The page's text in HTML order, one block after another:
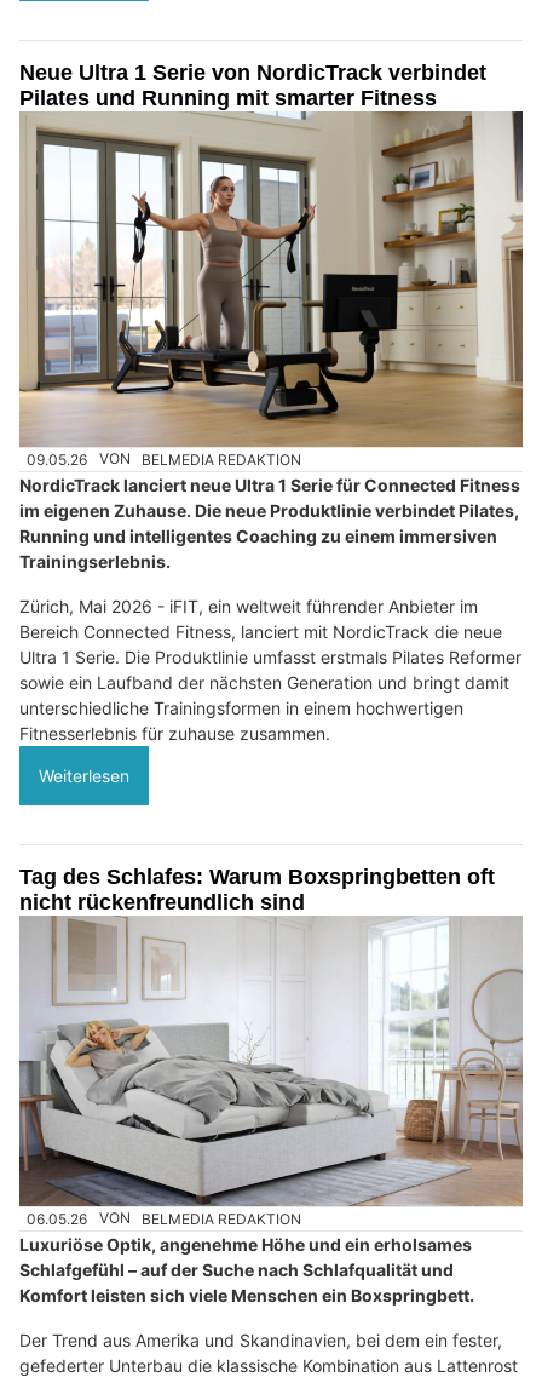
Neue Ultra 1 Serie von NordicTrack verbindet
Pilates und Running mit smarter Fitness
09.05.26 VON BELMEDIA REDAKTION
NordicTrack lanciert neue Ultra 1 Serie für Connected Fitness
im eigenen Zuhause. Die neue Produktlinie verbindet Pilates,
Running und intelligentes Coaching zu einem immersiven
Trainingserlebnis.
Zürich, Mai 2026 - iFIT, ein weltweit führender Anbieter im
Bereich Connected Fitness, lanciert mit NordicTrack die neue
Ultra 1 Serie. Die Produktlinie umfasst erstmals Pilates Reformer
sowie ein Laufband der nächsten Generation und bringt damit
unterschiedliche Trainingsformen in einem hochwertigen
Fitnesserlebnis für zuhause zusammen.
Weiterlesen
Tag des Schlafes: Warum Boxspringbetten oft
nicht rückenfreundlich sind
06.05.26 VON BELMEDIA REDAKTION
Luxuriöse Optik, angenehme Höhe und ein erholsames
Schlafgefühl – auf der Suche nach Schlafqualität und
Komfort leisten sich viele Menschen ein Boxspringbett.
Der Trend aus Amerika und Skandinavien, bei dem ein fester,
gefederter Unterbau die klassische Kombination aus Lattenrost